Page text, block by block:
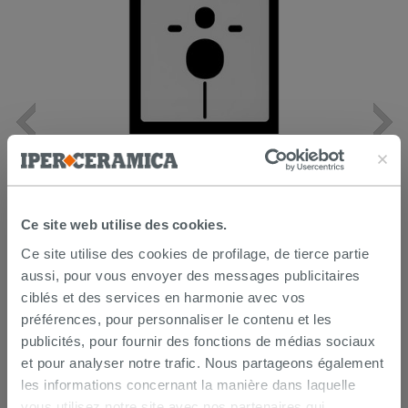
Ce site web utilise des cookies.
Ce site utilise des cookies de profilage, de tierce partie
aussi, pour vous envoyer des messages publicitaires
ciblés et des services en harmonie avec vos
préférences, pour personnaliser le contenu et les
publicités, pour fournir des fonctions de médias sociaux
et pour analyser notre trafic. Nous partageons également
les informations concernant la manière dans laquelle
Protection acoustique Otval pour
sanitaires adossés au mur
AJOUTER AU PANIER